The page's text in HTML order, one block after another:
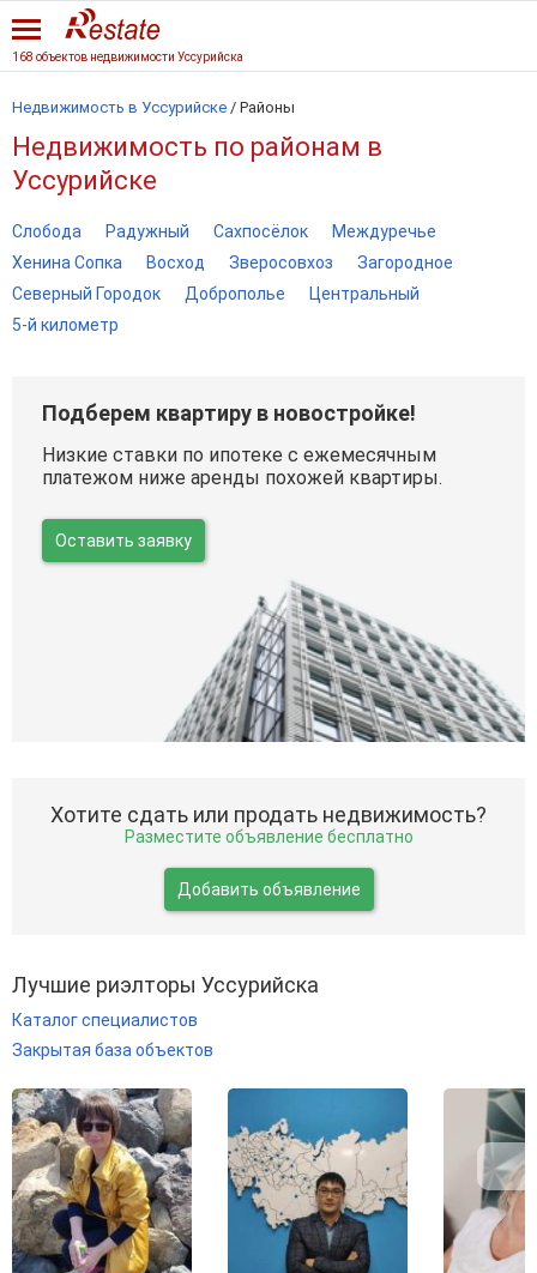
168 объектов недвижимости Уссурийска
Недвижимость в Уссурийске / Районы
Недвижимость по районам в
Уссурийске
Слобода Радужный Сахпосёлок
Междуречье
Хенина Сопка
Восход Зверосовхоз
Загородное
Северный Городок
Доброполье
Центральный
5-й километр
Подберем квартиру в новостройке!
Низкие ставки по ипотеке с ежемесячным
платежом ниже аренды похожей квартиры.
Оставить заявку
Хотите сдать или продать недвижимость?
Разместите объявление бесплатно
Добавить объявление
Лучшие риэлторы Уссурийска
Каталог специалистов
Закрытая база объектов